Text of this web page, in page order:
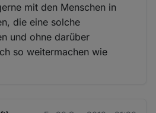
mit den Menschen in
die eine solche
und ohne darüber
so weitermachen wie